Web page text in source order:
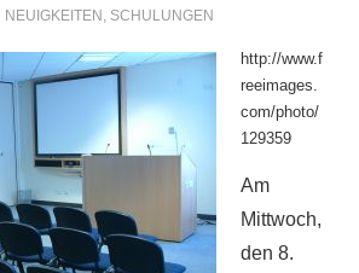
NEUIGKEITEN , SCHULUNGEN
http://www.f
reeimages.
com/photo/
129359
Am
Mittwoch,
den 8.